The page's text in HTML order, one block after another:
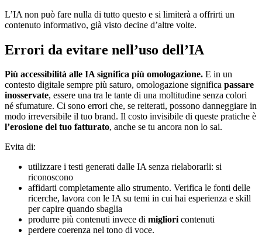
L’IA non può fare nulla di tutto questo e si limiterà a offrirti un
contenuto informativo, già visto decine d’altre volte.
Errori da evitare nell’uso dell’IA
Più accessibilità alle IA significa più omologazione. E in un
contesto digitale sempre più saturo, omologazione significa passare
inosservate, essere una tra le tante di una moltitudine senza colori
né sfumature. Ci sono errori che, se reiterati, possono danneggiare in
modo irreversibile il tuo brand. Il costo invisibile di queste pratiche è
l’erosione del tuo fatturato, anche se tu ancora non lo sai.
Evita di:
utilizzare i testi generati dalle IA senza rielaborarli: si
riconoscono
affidarti completamente allo strumento. Verifica le fonti delle
ricerche, lavora con le IA su temi in cui hai esperienza e skill
per capire quando sbaglia
produrre più contenuti invece di miglioricontenuti
perdere coerenza nel tono di voce.